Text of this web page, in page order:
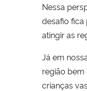
Nessa
desafio
atingir as
Já em
região bem
crianças